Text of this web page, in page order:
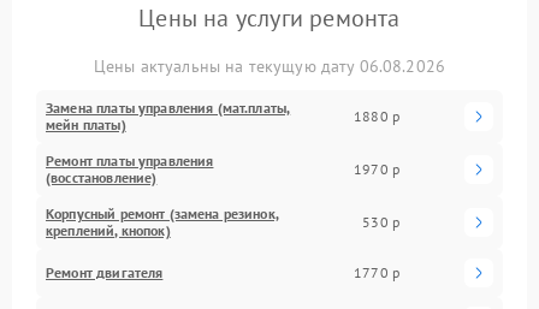
Цены на услуги ремонта
Цены актуальны на текущую дату 06.08.2026
Замена платы управления (мат.платы,
мейн платы)
1880 р
Ремонт платы управления
(восстановление)
1970 р
Корпусный ремонт (замена резинок,
креплений, кнопок)
530 р
Ремонт двигателя 1770 р